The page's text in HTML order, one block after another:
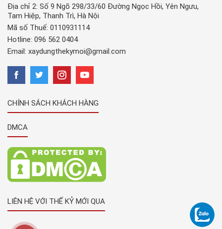
Địa chỉ 2: Số 9 Ngõ 298/33/60 Đường Ngọc Hồi, Yên Ngưu,
Tam Hiệp, Thanh Trì, Hà Nội
Mã số Thuế: 0110931114
Hotline: 096 562 0404
Email: xaydungthekymoi@gmail.com
CHÍNH SÁCH KHÁCH HÀNG
DMCA
LIÊN HỆ VỚI THẾ KỶ MỚI QUA